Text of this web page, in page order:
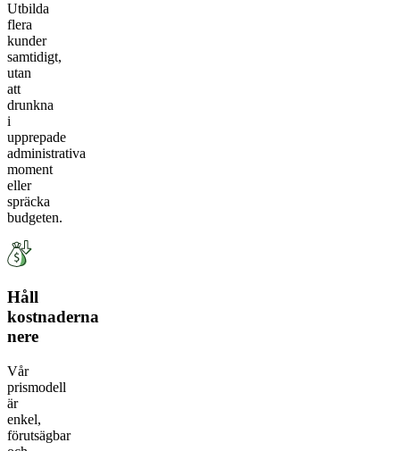
Utbilda
flera
kunder
samtidigt,
utan
att
drunkna
i
upprepade
administrativa
moment
eller
spräcka
budgeten.
Håll
kostnaderna
nere
Vår
prismodell
är
enkel,
förutsägbar